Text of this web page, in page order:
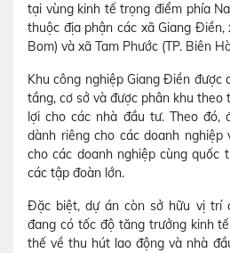
tại vùng kinh tế trọng điểm phía
thuộc địa phận các xã Giang Điền,
Bom) và xã Tam Phước (TP. Biên
Khu công nghiệp Giang Điền được
tầng, cơ sở và được phân khu
lợi cho các nhà đầu tư. Theo đó,
dành riêng cho các doanh
cho các doanh nghiệp cùng quốc
các tập đoàn lớn.
Đặc biệt, dự án còn sở hữu vị trí
đang có tốc độ tăng trưởng kinh
thế về thu hút lao động và nhà